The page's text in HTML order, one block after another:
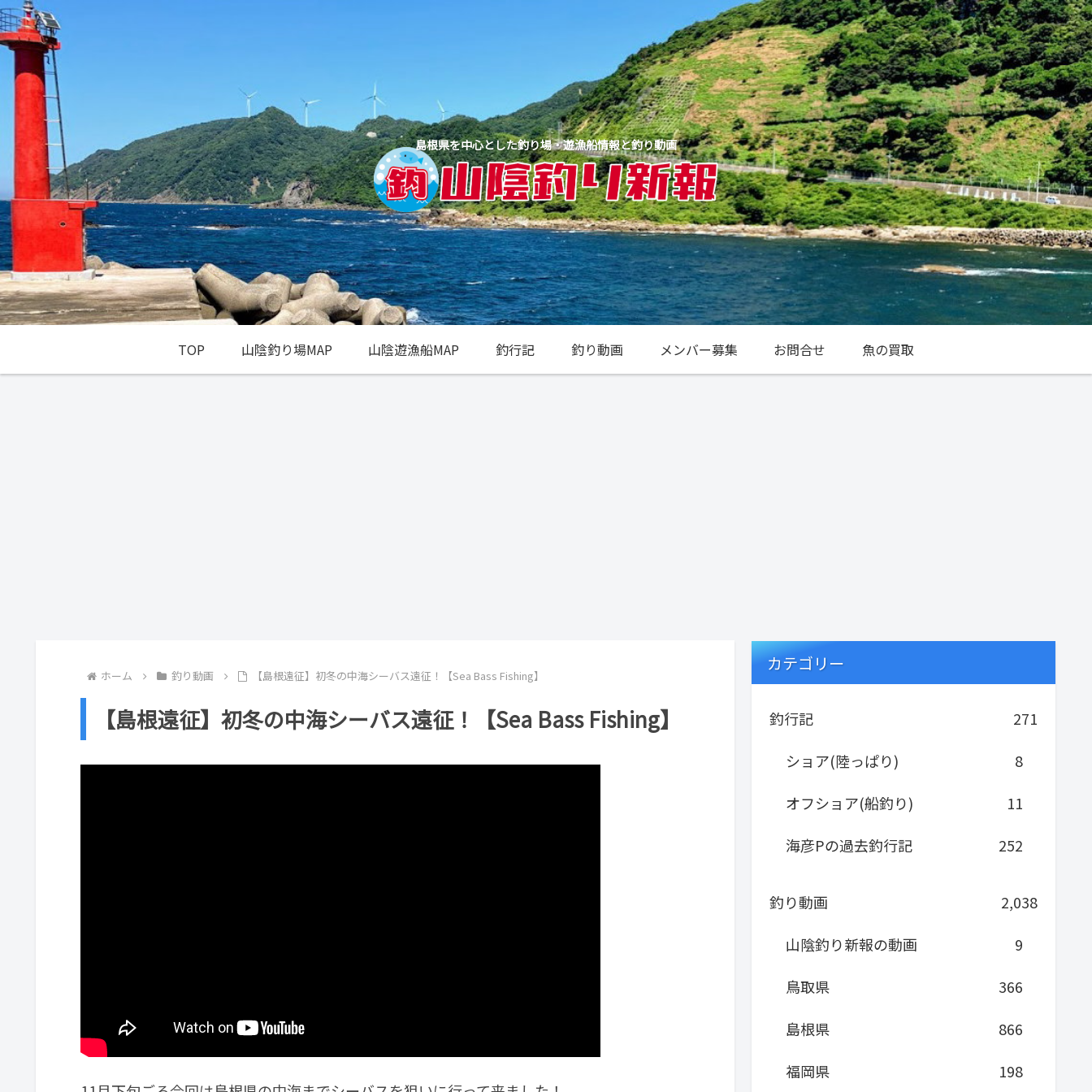
島根県を中心とした釣り場・遊漁船情報と釣り動画
TOP 山陰釣り場MAP 山陰遊漁船MAP 釣行記 釣り動画 メンバー募集 お問合せ 魚の買取
ホーム 釣り動画 【島根遠征】初冬の中海シーバス遠征！【Sea Bass Fishing】
【島根遠征】初冬の中海シーバス遠征！【Sea Bass Fishing】
カテゴリー
釣行記
271
ショア(陸っぱり)
8
オフショア(船釣り)
11
海彦Pの過去釣行記
252
釣り動画
2,038
山陰釣り新報の動画
9
鳥取県
366
島根県
866
福岡県
198